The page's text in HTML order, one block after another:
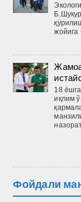
жойига
18
иқлим
Фойдали